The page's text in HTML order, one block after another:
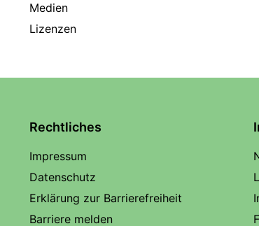
Medien
Lizenzen
Rechtliches
Impressum
Datenschutz
Erklärung zur Barrierefreiheit
Barriere melden